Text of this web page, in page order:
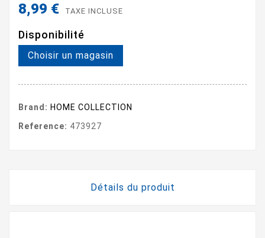
8,99 € TAXE INCLUSE
Disponibilité
Choisir un magasin
Brand: HOME COLLECTION
Reference: 473927
Détails du produit